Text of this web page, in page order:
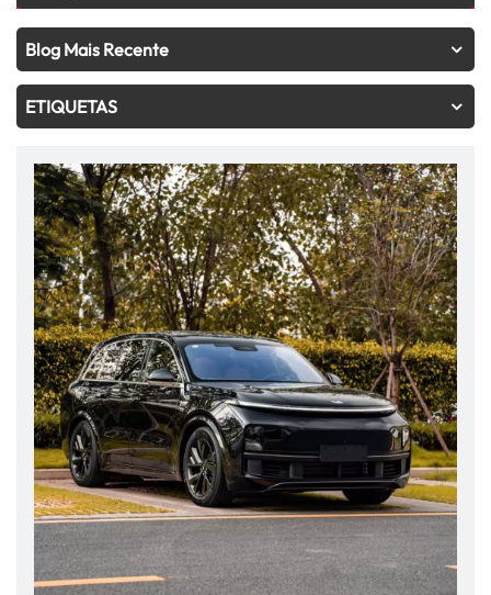
Blog Mais Recente
ETIQUETAS